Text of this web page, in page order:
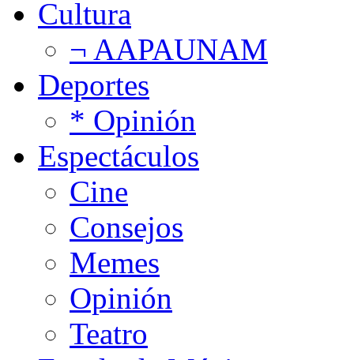
Cultura
¬ AAPAUNAM
Deportes
* Opinión
Espectáculos
Cine
Consejos
Memes
Opinión
Teatro